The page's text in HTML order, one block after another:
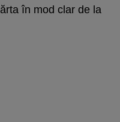
în mod clar de la